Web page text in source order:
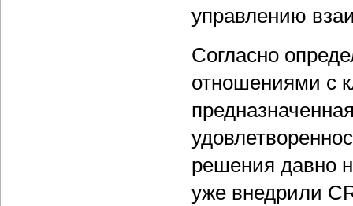
управлению
Согласно
отношениями с
решения давно
уже внедрили